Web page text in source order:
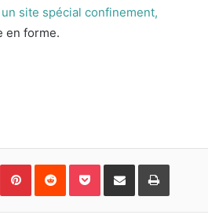
site spé­cial con­fine­ment,
en forme.
Tumblr PinterestReddit Pocket Partager par courriel